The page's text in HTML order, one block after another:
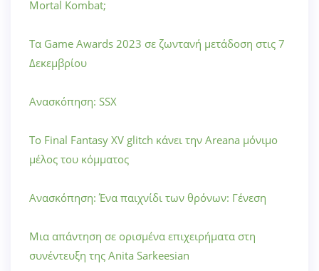
Mortal Kombat;
Τα Game Awards 2023 σε ζωντανή μετάδοση στις 7
Δεκεμβρίου
Ανασκόπηση: SSX
Το Final Fantasy XV glitch κάνει την Areana μόνιμο
μέλος του κόμματος
Ανασκόπηση: Ένα παιχνίδι των θρόνων: Γένεση
Μια απάντηση σε ορισμένα επιχειρήματα στη
συνέντευξη της Anita Sarkeesian